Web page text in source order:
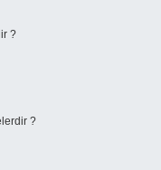
?
?